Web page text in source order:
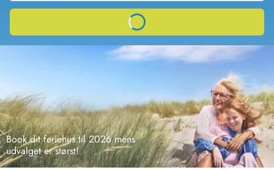
Book dit feriehus til 2026 mens
udvalget er størst!
Loading...